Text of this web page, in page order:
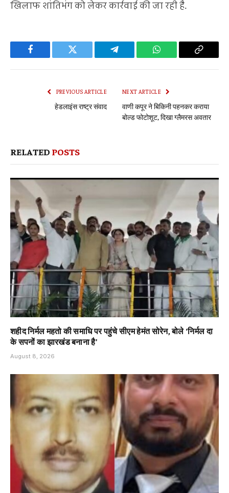
खिलाफ शांतिभंग को लेकर कार्रवाई की जा रही है.
Facebook Twitter Telegram WhatsApp Copy
PREVIOUS ARTICLE
हेडलाइंस राष्ट्र संवाद
NEXT ARTICLE
वाणी कपूर ने बिकिनी पहनकर कराया
बोल्ड फोटोशूट, दिखा ग्लैमरस अवतार
RELATED POSTS
शहीद निर्मल महतो की समाधि पर पहुंचे सीएम हेमंत सोरेन, बोले ‘निर्मल दा
के सपनों का झारखंड बनाना है’
August 8, 2026